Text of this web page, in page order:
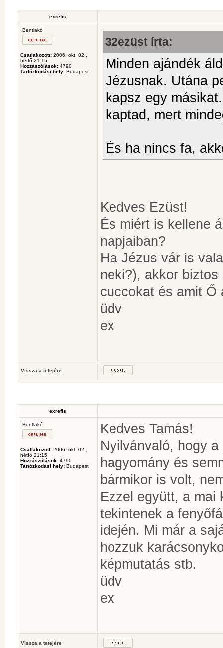
exrefis
Bentlakó
Csatlakozott: 2006. okt. 02.,
hétfő 21:15
Hozzászólások: 4790
Tartózkodási hely: Budapest
32ezüst írta:
Minden ajándék
Jézusnak. Utána
kapsz egy
kaptad, mert
És ha nincs fa,
Kedves Ezüst!
És miért is kellene
napjaiban?
Ha Jézus vár is
neki?), akkor
cuccokat és amit Ő
üdv
ex
Vissza a tetejére
exrefis
Bentlakó
Csatlakozott: 2006. okt. 02.,
hétfő 21:15
Hozzászólások: 4790
Tartózkodási hely: Budapest
Kedves Tamás!
Nyilvánvaló, hogy
hagyomány és
bármikor is volt,
Ezzel együtt, a mai
tekintenek a
idején. Mi már a
hozzuk
képmutatás stb.
üdv
ex
Vissza a tetejére